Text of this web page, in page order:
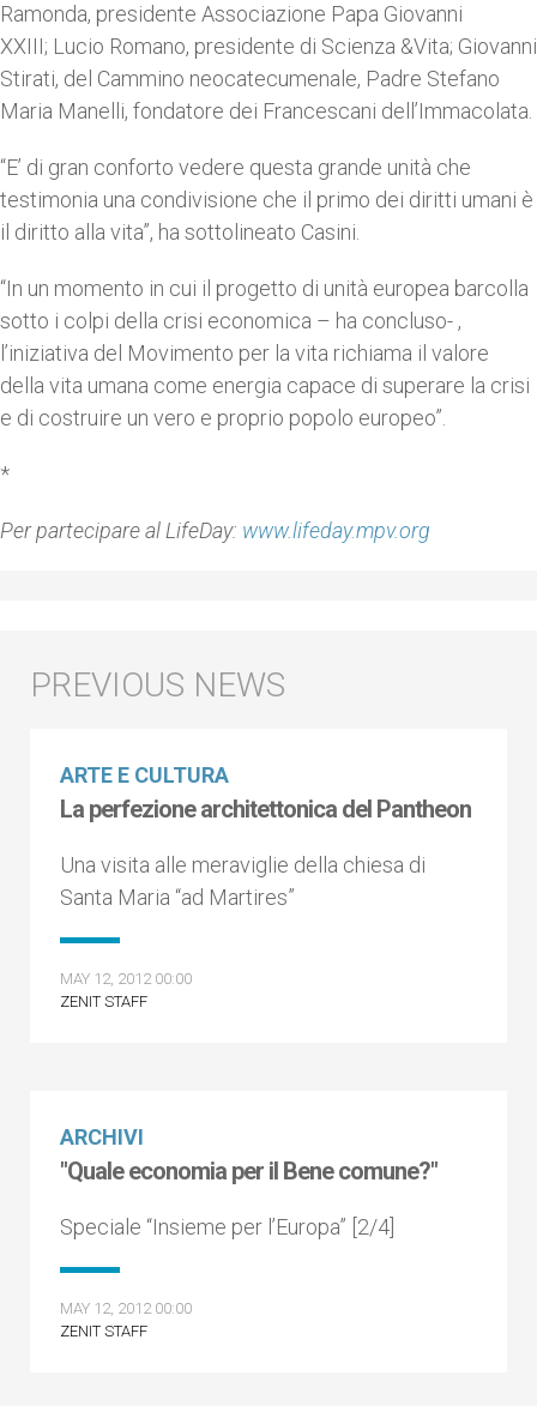
Ramonda, presidente Associazione Papa Giovanni
XXIII; Lucio Romano, presidente di Scienza &Vita; Giovanni
Stirati, del Cammino neocatecumenale, Padre Stefano
Maria Manelli, fondatore dei Francescani dell’Immacolata.
“E’ di gran conforto vedere questa grande unità che
testimonia una condivisione che il primo dei diritti umani è
il diritto alla vita”, ha sottolineato Casini.
“In un momento in cui il progetto di unità europea barcolla
sotto i colpi della crisi economica – ha concluso- ,
l’iniziativa del Movimento per la vita richiama il valore
della vita umana come energia capace di superare la crisi
e di costruire un vero e proprio popolo europeo”.
*
Per partecipare al LifeDay: www.lifeday.mpv.org
ARTE E CULTURA
La perfezione architettonica del Pantheon
Una visita alle meraviglie della chiesa di
Santa Maria “ad Martires”
MAY 12, 2012 00:00
ZENIT STAFF
ARCHIVI
"Quale economia per il Bene comune?"
Speciale “Insieme per l’Europa” [2/4]
MAY 12, 2012 00:00
ZENIT STAFF